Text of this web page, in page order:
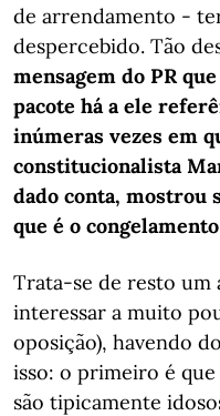
de arrendamento -
despercebido. Tão
mensagem do PR
pacote há a ele
inúmeras vezes em
constitucionalista
dado conta, mostrou
que é o
Trata-se de resto um
interessar a muito
oposição), havendo
isso: o primeiro é
são tipicamente